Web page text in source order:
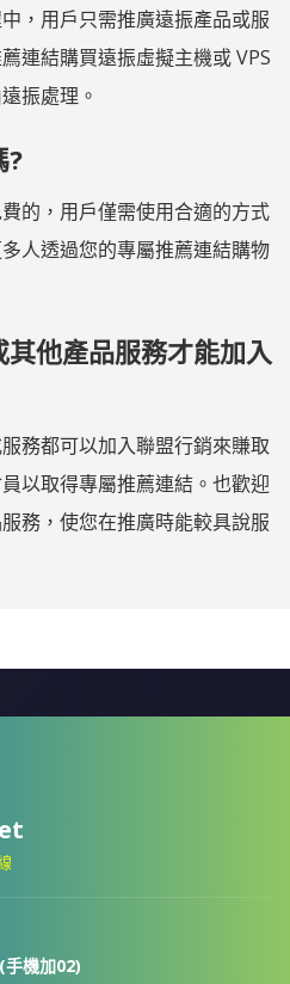
，用戶只需推廣遠振產品或服
連結購買遠振虛擬主機或 VPS
振處理。
?
的，用戶僅需使用合適的方式
人透過您的專屬推薦連結購物
他產品服務才能加入
務都可以加入聯盟行銷來賺取
以取得專屬推薦連結。也歡迎
務，使您在推廣時能較具說服
(手機加02)